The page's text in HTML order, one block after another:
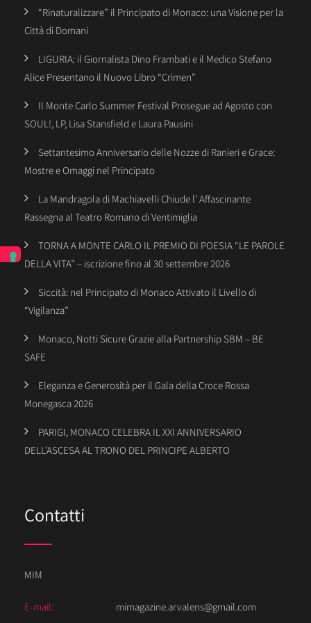
“Rinaturalizzare” il Principato di Monaco: una Visione per la
Città di Domani
LIGURIA: il Giornalista Dino Frambati e il Medico Stefano
Alice Presentano il Nuovo Libro “Crimen”
Il Monte Carlo Summer Festival Prosegue ad Agosto con
SOUL!, LP, Lisa Stansfield e Laura Pausini
Settantesimo Anniversario delle Nozze di Ranieri e Grace:
Mostre e Omaggi nel Principato
La Mandragola di Machiavelli Chiude l’ Affascinante
Rassegna al Teatro Romano di Ventimiglia
TORNA A MONTE CARLO IL PREMIO DI POESIA “LE PAROLE
DELLA VITA” – iscrizione fino al 30 settembre 2026
Siccità: nel Principato di Monaco Attivato il Livello di
“Vigilanza”
Monaco, Notti Sicure Grazie alla Partnership SBM – BE
SAFE
Eleganza e Generosità per il Gala della Croce Rossa
Monegasca 2026
PARIGI, MONACO CELEBRA IL XXI ANNIVERSARIO
DELL’ASCESA AL TRONO DEL PRINCIPE ALBERTO
Contatti
MIM
E-mail: mimagazine.arvalens@gmail.com